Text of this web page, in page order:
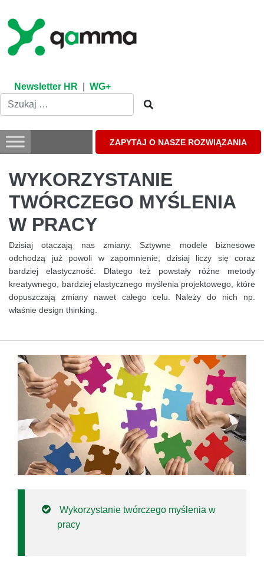
content
Newsletter HR WG+
ZAPYTAJ O NASZE ROZWIĄZANIA
WYKORZYSTANIE
TWÓRCZEGO MYŚLENIA
W PRACY
Dzisiaj otaczają nas zmiany. Sztywne modele biznesowe
odchodzą już powoli w zapomnienie, dzisiaj liczy się coraz
bardziej elastyczność. Dlatego też powstały różne metody
kreatywnego, bardziej elastycznego myślenia projektowego, które
dopuszczają zmiany nawet całego celu. Należy do nich np.
właśnie design thinking.
Wykorzystanie twórczego myślenia w
pracy